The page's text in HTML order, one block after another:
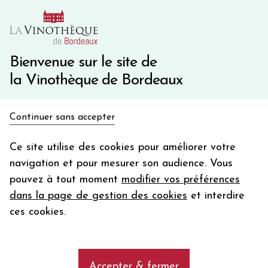
Bienvenue sur le site de
la Vinothèque de Bordeaux
Continuer sans accepter
Ce site utilise des cookies pour améliorer votre
navigation et pour mesurer son audience. Vous
pouvez à tout moment modifier vos préférences
dans la page de gestion des cookies et interdire
ces cookies.
10€ de remise immédiate sur votre première commande
Une question ?
Découvrez notre sélection de vins
rouges de l'appellation Moulis-en-
en bon d'achat
Votre
email
En m’abonnant, j’accepte de recevoir la newsletter de la